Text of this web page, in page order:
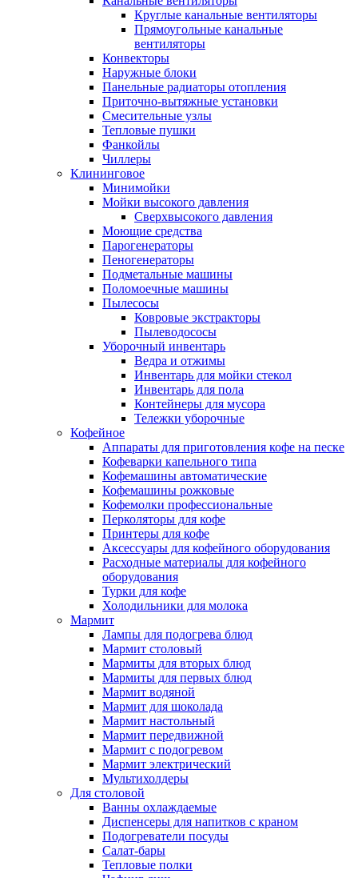
Круглые канальные вентиляторы
Прямоугольные канальные
вентиляторы
Конвекторы
Наружные блоки
Панельные радиаторы отопления
Приточно-вытяжные установки
Смесительные узлы
Тепловые пушки
Фанкойлы
Чиллеры
Клининговое
Минимойки
Мойки высокого давления
Сверхвысокого давления
Моющие средства
Парогенераторы
Пеногенераторы
Подметальные машины
Поломоечные машины
Пылесосы
Ковровые экстракторы
Пылеводососы
Уборочный инвентарь
Ведра и отжимы
Инвентарь для мойки стекол
Инвентарь для пола
Контейнеры для мусора
Тележки уборочные
Кофейное
Аппараты для приготовления кофе на песке
Кофеварки капельного типа
Кофемашины автоматические
Кофемашины рожковые
Кофемолки профессиональные
Перколяторы для кофе
Принтеры для кофе
Аксессуары для кофейного оборудования
Расходные материалы для кофейного
оборудования
Турки для кофе
Холодильники для молока
Мармит
Лампы для подогрева блюд
Мармит столовый
Мармиты для вторых блюд
Мармиты для первых блюд
Мармит водяной
Мармит для шоколада
Мармит настольный
Мармит передвижной
Мармит с подогревом
Мармит электрический
Мультихолдеры
Для столовой
Ванны охлаждаемые
Диспенсеры для напитков с краном
Подогреватели посуды
Салат-бары
Тепловые полки